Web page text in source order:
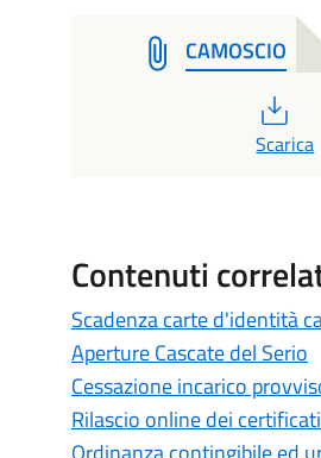
CAMOSCIO
PDF
Scarica
Contenuti
Scadenza carte d'identità
Aperture Cascate del Serio
Cessazione incarico
Rilascio online dei